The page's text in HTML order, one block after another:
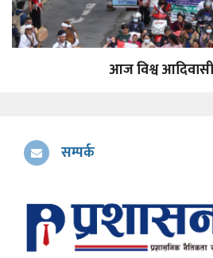
आज विश्व
सम्पर्क